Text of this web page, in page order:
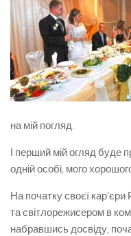
на мій погляд.
І перший мій огляд буде
одній особі, мого
На початку своєї
та світлорежисером в
набравшись досвіду,